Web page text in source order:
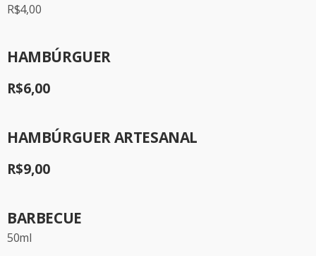
R$4,00
HAMBÚRGUER
R$6,00
HAMBÚRGUER ARTESANAL
R$9,00
BARBECUE
50ml